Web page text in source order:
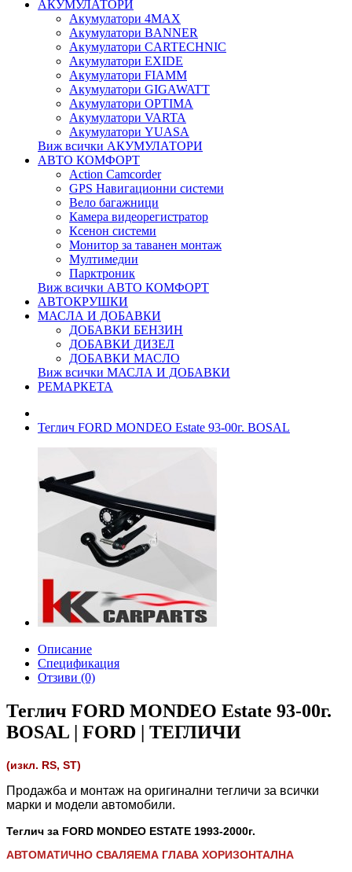
АКУМУЛАТОРИ
Акумулатори 4MAX
Акумулатори BANNER
Акумулатори CARTECHNIC
Акумулатори EXIDE
Акумулатори FIAMM
Акумулатори GIGAWATT
Акумулатори OPTIMA
Акумулатори VARTA
Акумулатори YUASA
Виж всички АКУМУЛАТОРИ
АВТО КОМФОРТ
Action Camcorder
GPS Навигационни системи
Вело багажници
Камера видеорегистратор
Ксенон системи
Монитор за таванен монтаж
Мултимедии
Парктроник
Виж всички АВТО КОМФОРТ
АВТОКРУШКИ
МАСЛА И ДОБАВКИ
ДОБАВКИ БЕНЗИН
ДОБАВКИ ДИЗЕЛ
ДОБАВКИ МАСЛО
Виж всички МАСЛА И ДОБАВКИ
РЕМАРКЕТА
Теглич FORD MONDEO Estate 93-00г. BOSAL
Описание
Спецификация
Отзиви (0)
Теглич FORD MONDEO Estate 93-00г.
BOSAL | FORD | ТЕГЛИЧИ
(изкл. RS, ST)
Продажба и монтаж на оригинални тегличи за всички
марки и модели автомобили.
Теглич за FORD MONDEO ESTATE 1993-2000г.
АВТОМАТИЧНО СВАЛЯЕМА ГЛАВА ХОРИЗОНТАЛНА